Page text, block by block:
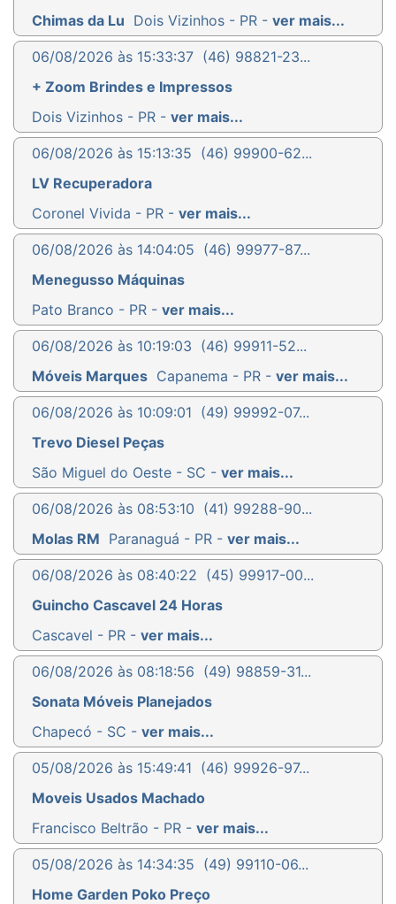
Chimas da Lu Dois Vizinhos - PR - ver mais...
06/08/2026 às 15:33:37 (46) 98821-23...
+ Zoom Brindes e Impressos
Dois Vizinhos - PR - ver mais...
06/08/2026 às 15:13:35 (46) 99900-62...
LV Recuperadora
Coronel Vivida - PR - ver mais...
06/08/2026 às 14:04:05 (46) 99977-87...
Menegusso Máquinas
Pato Branco - PR - ver mais...
06/08/2026 às 10:19:03 (46) 99911-52...
Móveis Marques Capanema - PR - ver mais...
06/08/2026 às 10:09:01 (49) 99992-07...
Trevo Diesel Peças
São Miguel do Oeste - SC - ver mais...
06/08/2026 às 08:53:10 (41) 99288-90...
Molas RM Paranaguá - PR - ver mais...
06/08/2026 às 08:40:22 (45) 99917-00...
Guincho Cascavel 24 Horas
Cascavel - PR - ver mais...
06/08/2026 às 08:18:56 (49) 98859-31...
Sonata Móveis Planejados
Chapecó - SC - ver mais...
05/08/2026 às 15:49:41 (46) 99926-97...
Moveis Usados Machado
Francisco Beltrão - PR - ver mais...
05/08/2026 às 14:34:35 (49) 99110-06...
Home Garden Poko Preço